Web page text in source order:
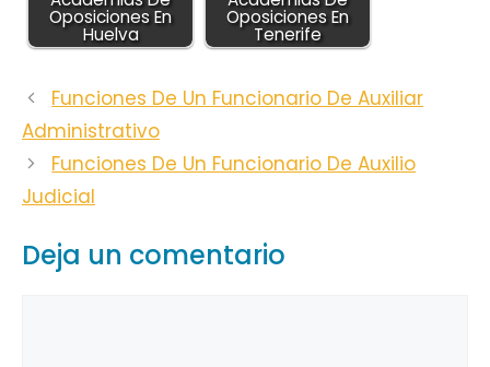
Oposiciones En
Huelva
Oposiciones En
Tenerife
Funciones De Un Funcionario De Auxiliar
Administrativo
Funciones De Un Funcionario De Auxilio
Judicial
Deja un comentario